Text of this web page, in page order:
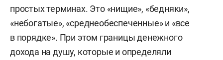
простых терминах. Это «нищие», «бедняки»,
«небогатые», «среднеобеспеченные» и «все
в порядке». При этом границы денежного
дохода на душу, которые и определяли